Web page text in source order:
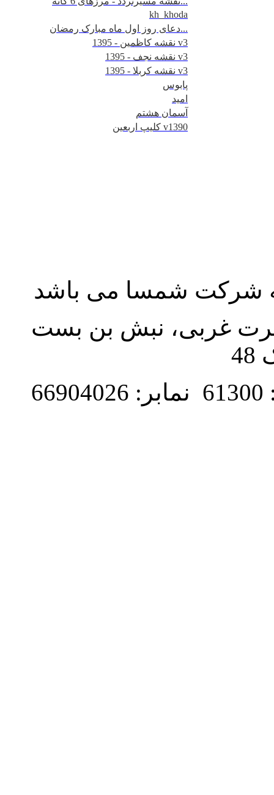
kh_khoda
دعای روز اول ماه مبارک رمضان...
نقشه کاظمین - 1395 v3
نقشه نجف - 1395 v3
نقشه کربلا - 1395 v3
پابوس
امید
آسمان هشتم
کلیپ اربعین v1390
شرکت شمسا می باشد
غربی، نبش بن بست